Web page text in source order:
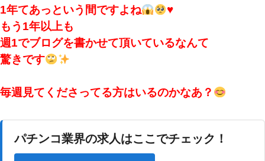
1年てあっという間ですよね
♥️
もう1年以上も
週1でブログを書かせて頂いているなんて
驚きです
毎週見てくださってる方はいるのかなあ？
パチンコ業界の求人はここでチェック！